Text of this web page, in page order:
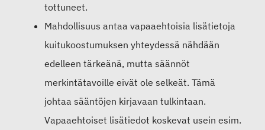
tottuneet.
Mahdollisuus antaa vapaaehtoisia lisätietoja
kuitukoostumuksen yhteydessä nähdään
edelleen tärkeänä, mutta säännöt
merkintätavoille eivät ole selkeät. Tämä
johtaa sääntöjen kirjavaan tulkintaan.
Vapaaehtoiset lisätiedot koskevat usein esim.